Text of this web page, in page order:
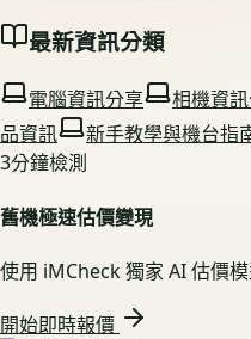
最新資訊分類
電腦資訊分享 相機資
品資訊
新手教學與機台指
3分鐘檢測
舊機極速估價變現
使用 iMCheck 獨家 AI 估價
開始即時報價